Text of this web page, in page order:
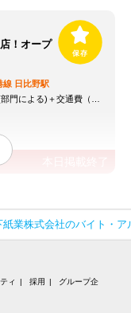
！オープ
線 日比野駅
よる)＋交通費（社内規定）
紙業株式会社のバイト・ア
ィ 採用
グループ企